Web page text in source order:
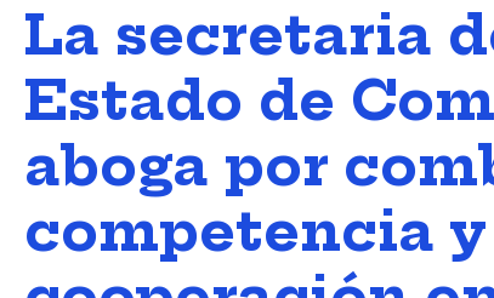
La secretaria
Estado de
aboga por
competencia y